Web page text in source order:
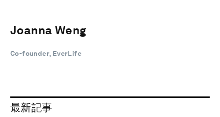
J oanna Weng
Co-founder, EverLife
最新記事